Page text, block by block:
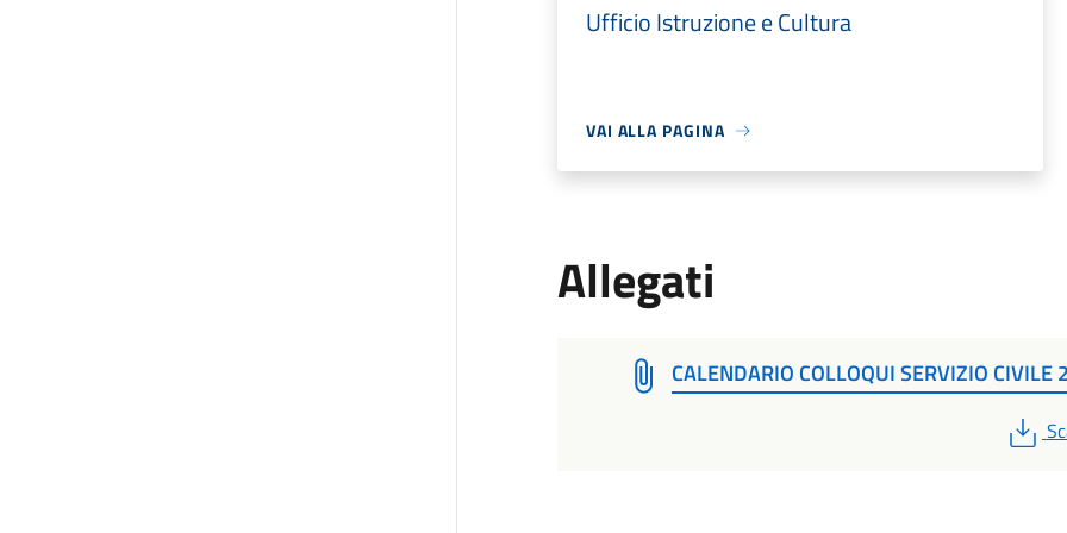
Ufficio Istruzione e Cultura
VAI ALLA PAGINA
Allegati
CALENDARIO COLLOQUI SERVIZIO CIVILE